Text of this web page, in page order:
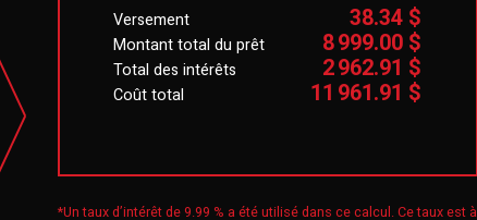
Versement 38.34 $
Montant total du prêt 8 999.00 $
Total des intérêts 2 962.91 $
Coût total 11 961.91 $
*Un taux d’intérêt de 9.99 % a été utilisé dans ce calcul. Ce taux est à